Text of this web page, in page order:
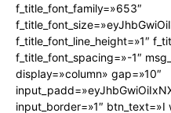
f_title_font_family=»653″
f_title_font_line_height=»1″
f_title_font_spacing=»-1″
display=»column» gap=»10″
input_border=»1″